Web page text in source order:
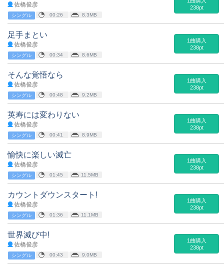
佐橋俊彦
シングル 00:26 8.3MB
238pt
足手まとい
佐橋俊彦
シングル 00:34 8.6MB
1曲購入
238pt
そんな覚悟なら
佐橋俊彦
シングル 00:48 9.2MB
1曲購入
238pt
英寿には変わりない
佐橋俊彦
シングル 00:41 8.9MB
1曲購入
238pt
愉快に楽しい滅亡
佐橋俊彦
シングル 01:45 11.5MB
1曲購入
238pt
カウントダウンスタート!
佐橋俊彦
シングル 01:36 11.1MB
1曲購入
238pt
世界滅び中!
佐橋俊彦
シングル 00:43 9.0MB
1曲購入
238pt